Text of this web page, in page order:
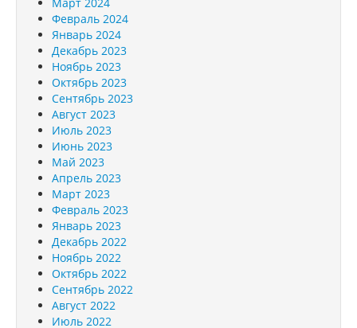
Февраль 2024
Январь 2024
Декабрь 2023
Ноябрь 2023
Октябрь 2023
Сентябрь 2023
Август 2023
Июль 2023
Июнь 2023
Май 2023
Апрель 2023
Март 2023
Февраль 2023
Январь 2023
Декабрь 2022
Ноябрь 2022
Октябрь 2022
Сентябрь 2022
Август 2022
Июль 2022